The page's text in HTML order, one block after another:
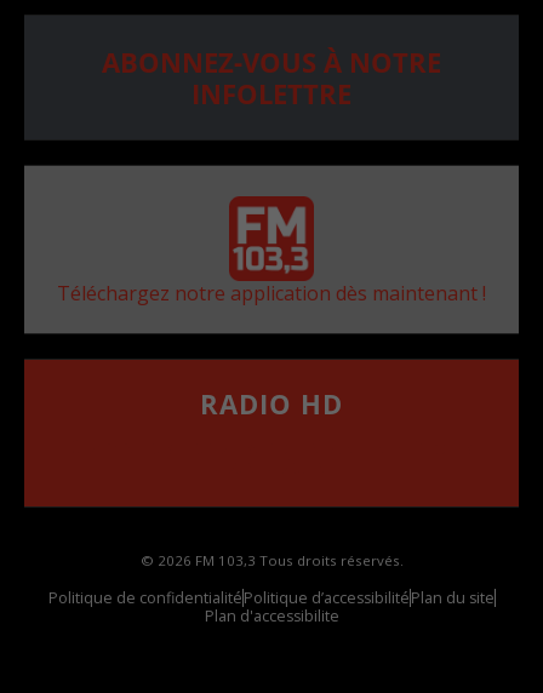
ABONNEZ-VOUS À NOTRE
INFOLETTRE
Téléchargez notre application dès maintenant !
RADIO HD
© 2026 FM 103,3 Tous droits réservés.
Politique de confidentialitéPolitique d’accessibilitéPlan du site
Plan d'accessibilite